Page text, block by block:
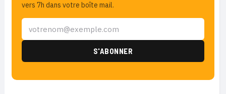
vers 7h dans votre boîte mail.